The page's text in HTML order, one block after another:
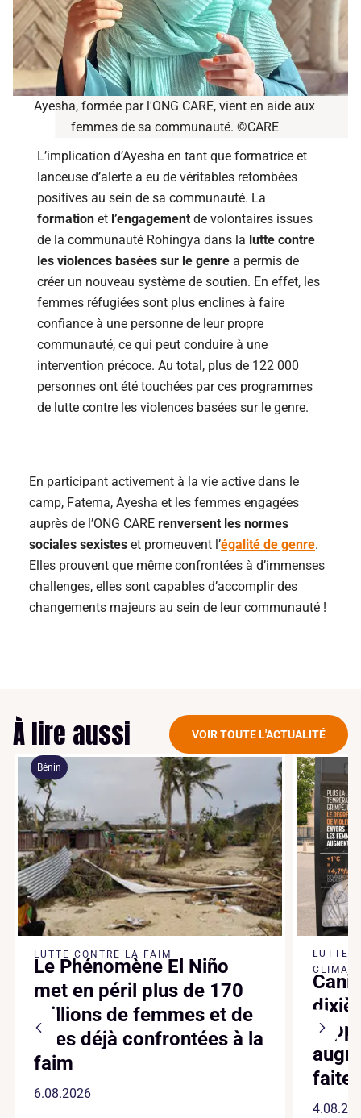
L’implication d’Ayesha en tant que formatrice et
lanceuse d’alerte a eu de véritables retombées
positives au sein de sa communauté. La
formation et l’engagement de volontaires issues
de la communauté Rohingya dans la lutte contre
les violences basées sur le genre a permis de
créer un nouveau système de soutien. En effet, les
femmes réfugiées sont plus enclines à faire
confiance à une personne de leur propre
communauté, ce qui peut conduire à une
intervention précoce. Au total, plus de 122 000
personnes ont été touchées par ces programmes
de lutte contre les violences basées sur le genre.
Ayesha, formée par l'ONG CARE, vient en aide aux
femmes de sa communauté. ©CARE
En participant activement à la vie active dans le
camp, Fatema, Ayesha et les femmes engagées
auprès de l’ONG CARE renversent les normes
sociales sexistes et promeuvent l’égalité de genre.
Elles prouvent que même confrontées à d’immenses
challenges, elles sont capables d’accomplir des
changements majeurs au sein de leur communauté !
À lire aussi VOIR TOUTE L'ACTUALITÉ
Bénin
LUTTE CONTRE LA FAIM
Le Phénomène El Niño
met en péril plus de 170
millions de femmes et de
filles déjà confrontées à la
faim
6.08.2026
LUTTE